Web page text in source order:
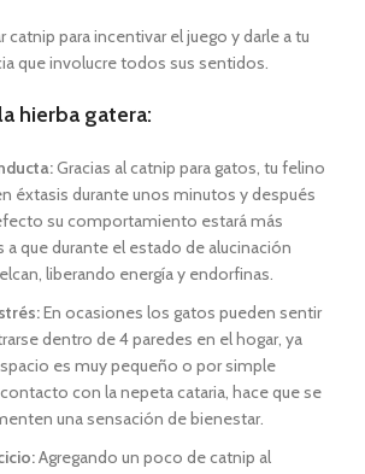
catnip para incentivar el juego y darle a tu
que involucre todos sus sentidos.
hierba gatera:
Gracias al catnip para gatos, tu felino
éxtasis durante unos minutos y después
su comportamiento estará más
a que durante el estado de alucinación
liberando energía y endorfinas.
En ocasiones los gatos pueden sentir
dentro de 4 paredes en el hogar, ya
es muy pequeño o por simple
con la nepeta cataria, hace que se
una sensación de bienestar.
Agregando un poco de catnip al